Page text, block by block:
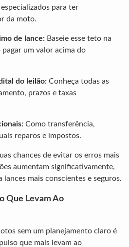
para ter
da moto.
de lance: Baseie esse teto na
pagar um valor acima do
do leilão: Conheça todas as
prazos e taxas
Como transferência,
reparos e impostos.
chances de evitar os erros mais
aumentam significativamente,
mais conscientes e seguros.
Que Levam Ao
sem um planejamento claro é
que mais levam ao